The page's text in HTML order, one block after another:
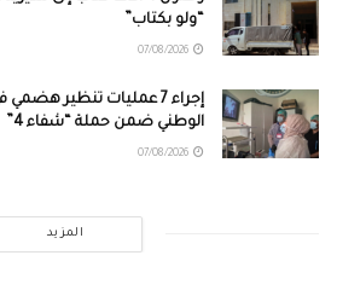
“ولو بكتاب”
إجراء 7 عمليات تنظير
الوطني ضمن حملة “شفاء 4”
المزيد